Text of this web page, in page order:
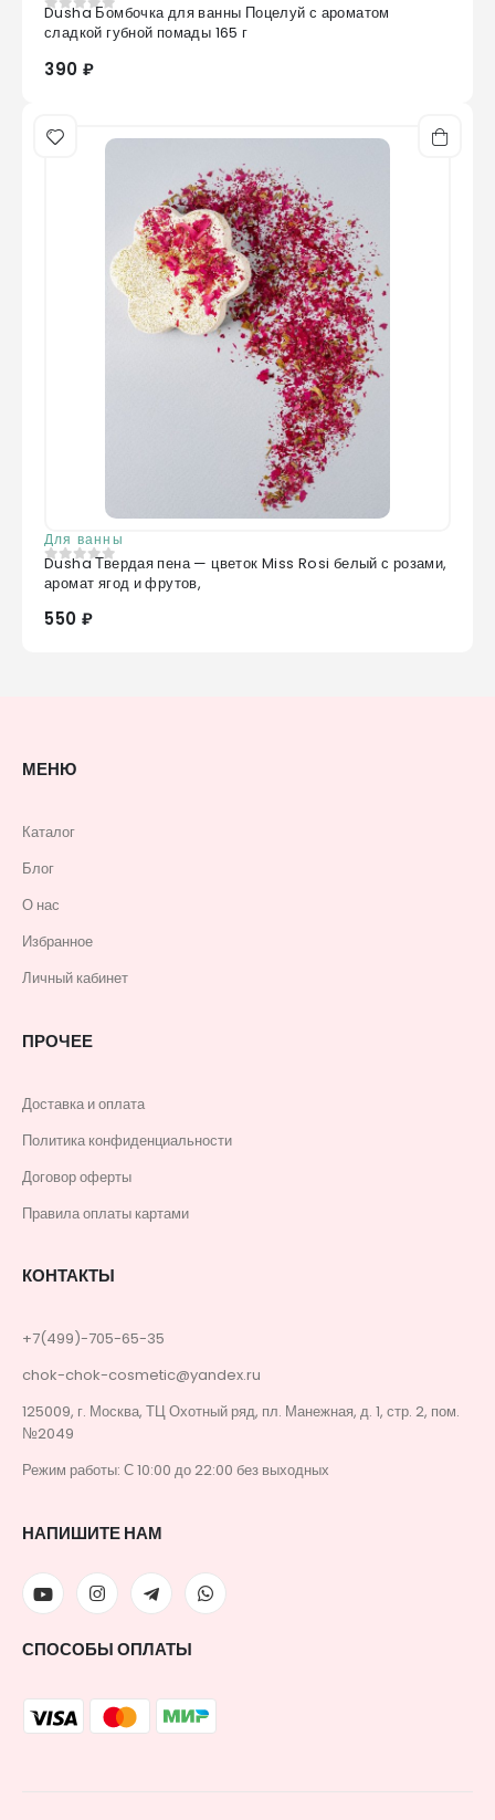
0 из 5
Dusha Бомбочка для ванны Поцелуй с ароматом
сладкой губной помады 165 г
390 ₽
Для ванны
0 из 5
Dusha Твердая пена — цветок Miss Rosi белый с розами,
аромат ягод и фрутов,
550 ₽
МЕНЮ
Каталог
Блог
О нас
Избранное
Личный кабинет
ПРОЧЕЕ
Доставка и оплата
Политика конфиденциальности
Договор оферты
Правила оплаты картами
КОНТАКТЫ
+7(499)-705-65-35
chok-chok-cosmetic@yandex.ru
125009, г. Москва, ТЦ Охотный ряд, пл. Манежная, д. 1, стр. 2, пом.
№2049
Режим работы: С 10:00 до 22:00 без выходных
НАПИШИТЕ НАМ
СПОСОБЫ ОПЛАТЫ